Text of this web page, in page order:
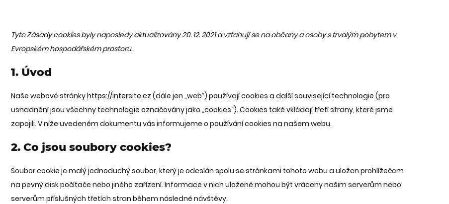
Tyto Zásady cookies byly naposledy aktualizovány 20. 12. 2021 a vztahují se na občany a osoby s trvalým pobytem v
Evropském hospodářském prostoru.
1. Úvod
Naše webové stránkyhttps://intersite.cz (dále jen „web“) používají cookies a další související technologie (pro
usnadnění jsou všechny technologie označovány jako „cookies“). Cookies také vkládají třetí strany, které jsme
zapojili. V níže uvedeném dokumentu vás informujeme o používání cookies na našem webu.
2. Co jsou soubory cookies?
Soubor cookie je malý jednoduchý soubor, který je odeslán spolu se stránkami tohoto webu a uložen prohlížečem
na pevný disk počítače nebo jiného zařízení. Informace v nich uložené mohou být vráceny našim serverům nebo
serverům příslušných třetích stran během následné návštěvy.